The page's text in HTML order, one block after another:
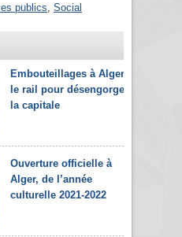
publics Social
Embouteillages à Alger:
le rail pour désengorger
la capitale
Ouverture officielle à
Alger, de l’année
culturelle 2021-2022